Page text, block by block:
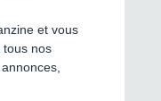
et vous
tous nos